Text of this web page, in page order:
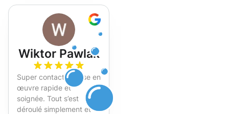
Wiktor Pawlak
Super contact et mise en
œuvre rapide et
soignée. Tout s’est
déroulé simplement et